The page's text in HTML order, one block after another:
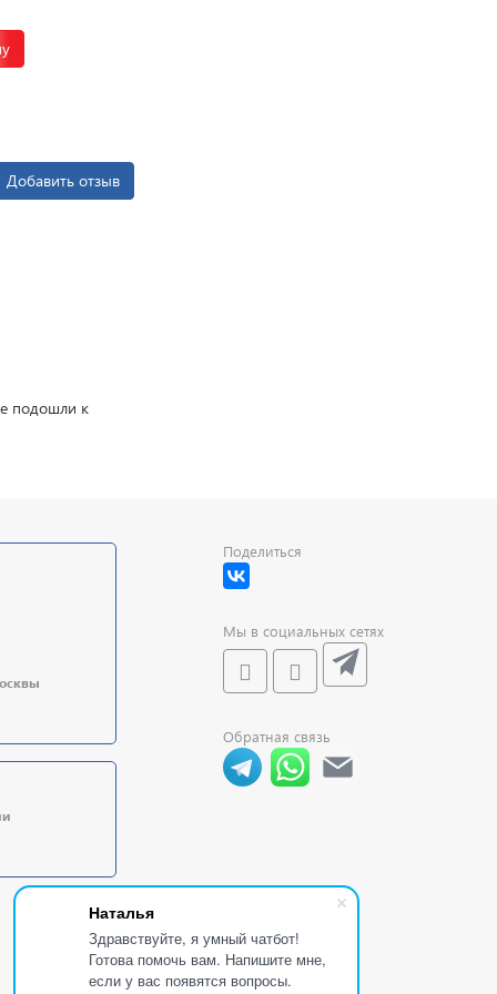
Наталья
Здравствуйте, я умный чатбот!
Готова помочь вам. Напишите мне,
если у вас появятся вопросы.
Добавить отзыв
подошли к
Поделиться
Мы в социальных сетях
Обратная связь